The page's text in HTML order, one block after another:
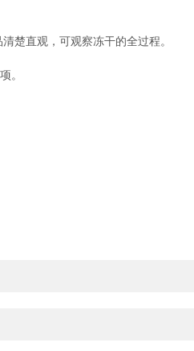
楚直观，可观察冻干的全过程。
。